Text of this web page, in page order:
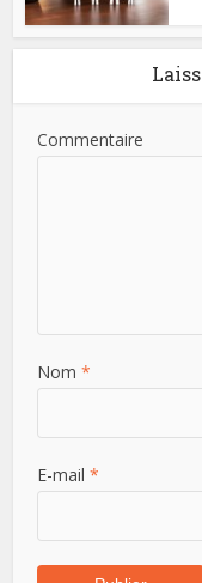
Commentaire
Nom*
E-mail*